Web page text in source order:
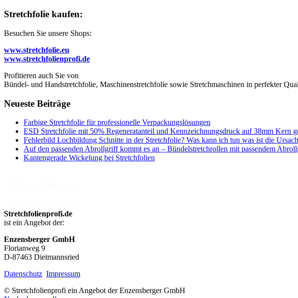
Stretchfolie kaufen:
Besuchen Sie unsere Shops:
www.stretchfolie.eu
www.stretchfolienprofi.de
Profitieren auch Sie von
Bündel- und Handstretchfolie, Maschinenstretchfolie sowie Stretchmaschinen in perfekter
Neueste Beiträge
Farbige Stretchfolie für professionelle Verpackungslösungen
ESD Stretchfolie mit 50% Regeneratanteil und Kennzeichnungsdruck auf 38mm Kern
Fehlerbild Lochbildung Schnitte in der Stretchfolie? Was kann ich tun was ist die
Auf den passenden Abrollgriff kommt es an – Bündelstretchrollen mit passendem
Kantengerade Wickelung bei Stretchfolien
Stretchfolienprofi.de
ist ein Angebot der:
Enzensberger GmbH
Florianweg 9
D-87463 Dietmannsried
Datenschutz Impressum
© Stretchfolienprofi ein Angebot der Enzensberger GmbH